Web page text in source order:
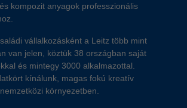
kompozit anyagok professzionális
vállalkozásként a Leitz több mint
van jelen, köztük 38 országban saját
és mintegy 3000 alkalmazottal.
kínálunk, magas fokú kreatív
környezetben.